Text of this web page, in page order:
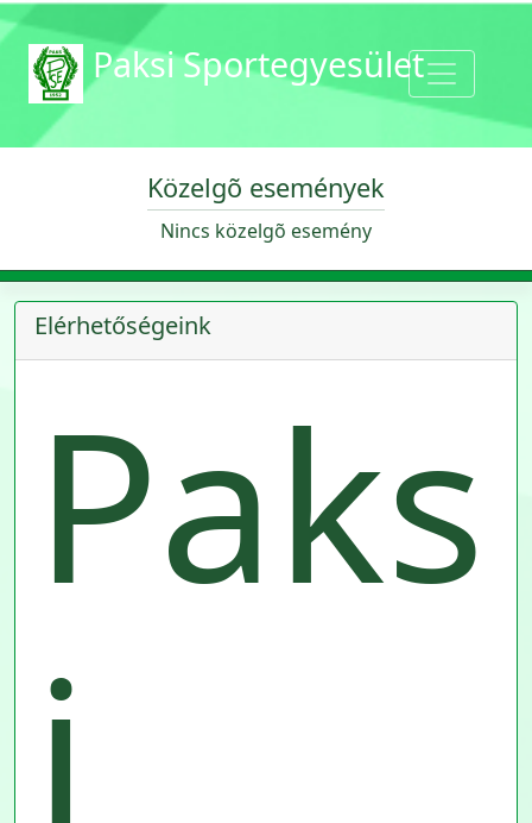
Paksi Sportegyesület
Közelgõ események
Nincs közelgõ esemény
Elérhetőségeink
Paks
i